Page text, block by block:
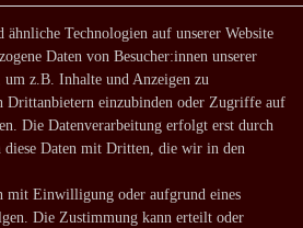
Shop
Lagerverkauf
Zahlungsarten
und -kosten
Service
ähnliche Technologien auf unserer Website
Daten von Besucher:innen unserer
um z.B. Inhalte und Anzeigen zu
Drittanbietern einzubinden oder Zugriffe auf
Die Datenverarbeitung erfolgt erst durch
diese Daten mit Dritten, die wir in den
mit Einwilligung oder aufgrund eines
Die Zustimmung kann erteilt oder